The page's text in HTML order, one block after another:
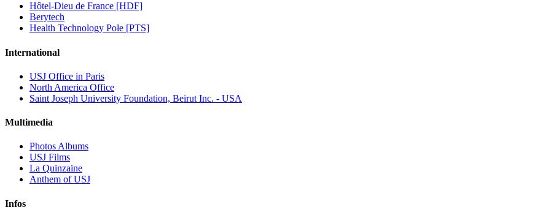
Hôtel-Dieu de France [HDF]
Berytech
Health Technology Pole [PTS]
International
USJ Office in Paris
North America Office
Saint Joseph University Foundation, Beirut Inc. - USA
Multimedia
Photos Albums
USJ Films
La Quinzaine
Anthem of USJ
Infos